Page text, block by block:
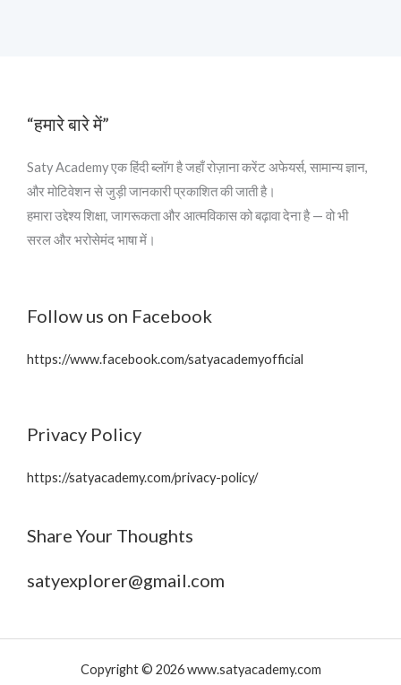
“हमारे बारे में”
Saty Academy एक हिंदी ब्लॉग है जहाँ रोज़ाना करेंट अफेयर्स, सामान्य ज्ञान,
और मोटिवेशन से जुड़ी जानकारी प्रकाशित की जाती है।
हमारा उद्देश्य शिक्षा, जागरूकता और आत्मविकास को बढ़ावा देना है — वो भी
सरल और भरोसेमंद भाषा में।
Follow us on Facebook
https://www.facebook.com/satyacademyofficial
Privacy Policy
https://satyacademy.com/privacy-policy/
Share Your Thoughts
satyexplorer@gmail.com
Copyright © 2026 www.satyacademy.com